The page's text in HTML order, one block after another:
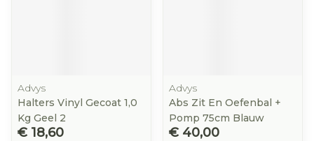
Advys
Halters Vinyl Gecoat 1,0
Kg Geel 2
€ 18,60
Advys
Abs Zit En Oefenbal +
Pomp 75cm Blauw
€ 40,00